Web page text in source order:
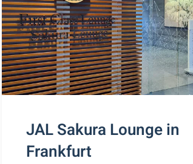
JAL Sakura Lounge in
Frankfurt